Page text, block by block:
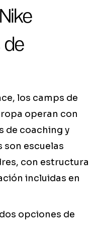
los camps de
operan con
de coaching y
son escuelas
con estructura
incluidas en
opciones de